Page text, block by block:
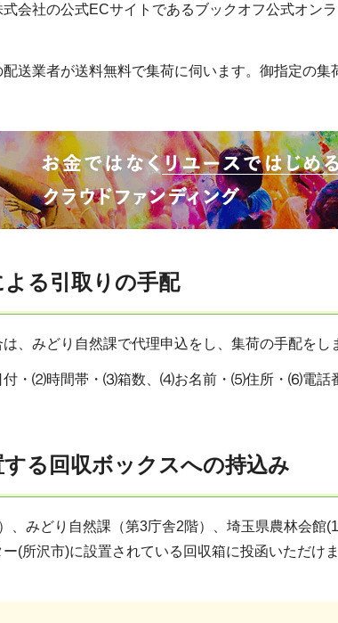
会社の公式ECサイトであるブックオフ公式オン
送業者が送料無料で集荷に伺います。御指定の集
る引取りの手配
、みどり自然課で代理申込をし、集荷の手配をし
・⑵時間帯・⑶箱数、⑷お名前・⑸住所・⑹電話
る回収ボックスへの持込み
、みどり自然課（第3庁舎2階）、埼玉県農林会館
(所沢市)に設置されている回収箱に投函いただけ